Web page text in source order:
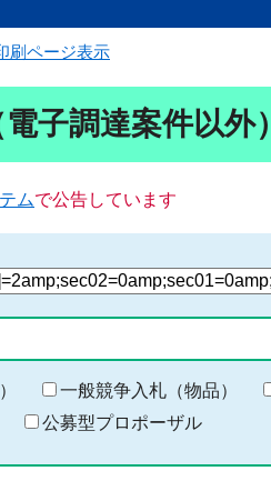
刷ページ表示
子調達案件以外）
ムで公告しています
一般競争入札（物品）
公募型プロポーザル